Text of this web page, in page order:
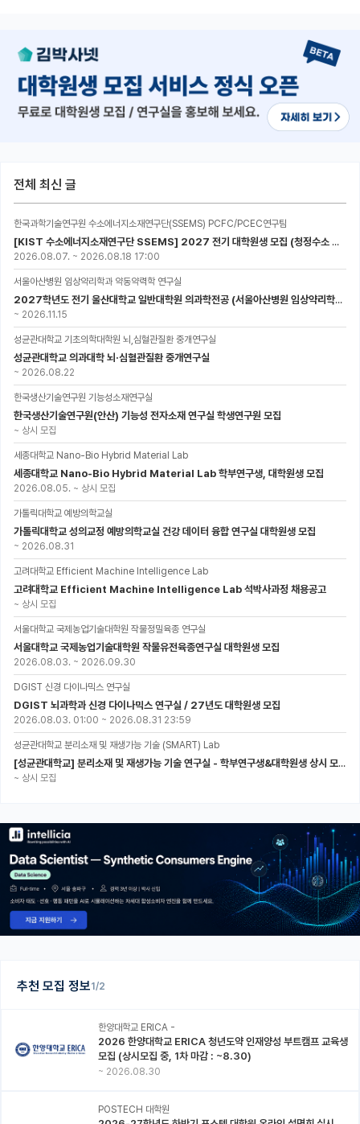
추천 모집 정보1/2
한양대학교 ERICA -
2026 한양대학교 ERICA 청년도약 인재양성 부트캠프 교육생
모집 (상시모집 중, 1차 마감 : ~8.30)
~ 2026.08.30
POSTECH 대학원
전체 최신 글
한국과학기술연구원 수소에너지소재연구단(SSEMS) PCFC/PCEC연구팀
[KIST 수소에너지소재연구단 SSEMS] 2027 전기 대학원생 모집 (청정수소 생산/활용을 위한 프로톤 세라믹 전지)
2026.08.07. ~ 2026.08.18 17:00
서울아산병원 임상약리학과 약동약력학 연구실
2027학년도 전기 울산대학교 일반대학원 의과학전공 (서울아산병원 임상약리학과 약동약력학 연구실) 대학원생 모집공고
~ 2026.11.15
성균관대학교 기초의학대학원 뇌,심혈관질환 중개연구실
성균관대학교 의과대학 뇌·심혈관질환 중개연구실
~ 2026.08.22
한국생산기술연구원 기능성소재연구실
한국생산기술연구원(안산) 기능성 전자소재 연구실 학생연구원 모집
~ 상시 모집
세종대학교 Nano-Bio Hybrid Material Lab
세종대학교 Nano-Bio Hybrid Material Lab 학부연구생, 대학원생 모집
2026.08.05. ~ 상시 모집
가톨릭대학교 예방의학교실
가톨릭대학교 성의교정 예방의학교실 건강 데이터 융합 연구실 대학원생 모집
~ 2026.08.31
고려대학교 Efficient Machine Intelligence Lab
고려대학교 Efficient Machine Intelligence Lab 석박사과정 채용공고
~ 상시 모집
서울대학교 국제농업기술대학원 작물정밀육종 연구실
서울대학교 국제농업기술대학원 작물유전육종연구실 대학원생 모집
2026.08.03. ~ 2026.09.30
DGIST 신경 다이나믹스 연구실
DGIST 뇌과학과 신경 다이나믹스 연구실 / 27년도 대학원생 모집
2026.08.03. 01:00 ~ 2026.08.31 23:59
성균관대학교 분리소재 및 재생가능 기술 (SMART) Lab
[성균관대학교] 분리소재 및 재생가능 기술 연구실 - 학부연구생&대학원생 상시 모집 (미래에너지공학과)
~ 상시 모집